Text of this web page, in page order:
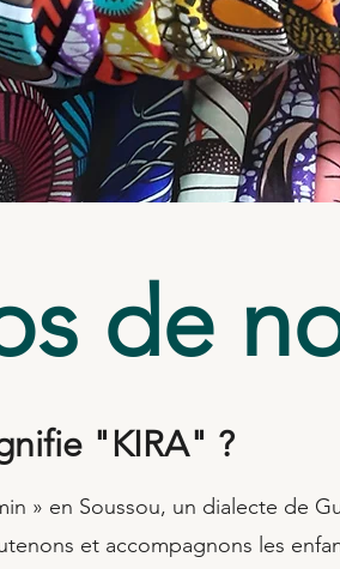
de
"KIRA" ?
» en Soussou, un dialecte de
et accompagnons les